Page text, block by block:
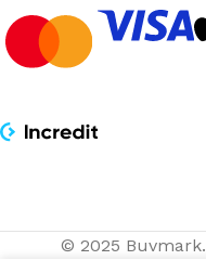
© 2025 Buvmark.
Piekaramais